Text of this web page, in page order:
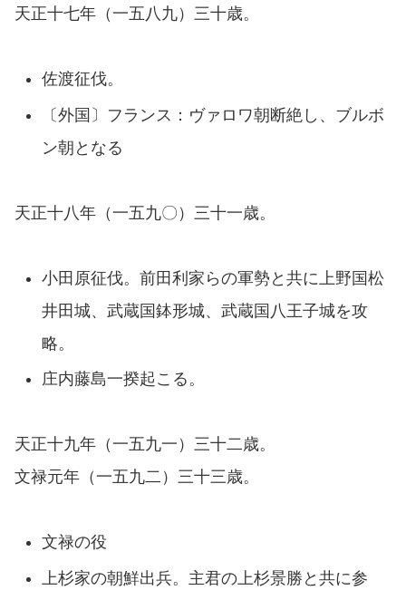
天正十七年（一五八九）三十歳。
佐渡征伐。
〔外国〕フランス：ヴァロワ朝断絶し、ブルボ
ン朝となる
天正十八年（一五九〇）三十一歳。
小田原征伐。前田利家らの軍勢と共に上野国松
井田城、武蔵国鉢形城、武蔵国八王子城を攻
略。
庄内藤島一揆起こる。
天正十九年（一五九一）三十二歳。
文禄元年（一五九二）三十三歳。
文禄の役
上杉家の朝鮮出兵。主君の上杉景勝と共に参